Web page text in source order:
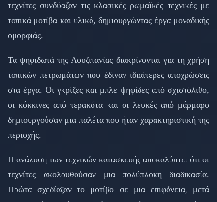
τεχνίτες συνδύαζαν τις κλασικές ρωμαϊκές τεχνικές με
τοπικά μοτίβα και υλικά, δημιουργώντας έργα μοναδικής
ομορφιάς.
Τα ψηφιδωτά της Λουζιτανίας διακρίνονται για τη χρήση
τοπικών πετρωμάτων που έδιναν ιδιαίτερες αποχρώσεις
στα έργα. Οι γκρίζες και μπλε ψηφίδες από σχιστόλιθο,
οι κόκκινες από τερακότα και οι λευκές από μάρμαρο
δημιουργούσαν μια παλέτα που ήταν χαρακτηριστική της
περιοχής.
Η ανάλυση των τεχνικών κατασκευής αποκαλύπτει ότι οι
τεχνίτες ακολουθούσαν μια πολύπλοκη διαδικασία.
Πρώτα σχεδίαζαν το μοτίβο σε μια επιφάνεια, μετά